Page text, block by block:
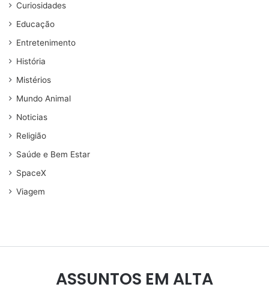
Curiosidades
Educação
Entretenimento
História
Mistérios
Mundo Animal
Noticias
Religião
Saúde e Bem Estar
SpaceX
Viagem
ASSUNTOS EM ALTA